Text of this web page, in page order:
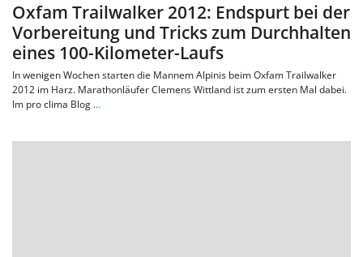
Oxfam Trailwalker 2012: Endspurt bei der
Vorbereitung und Tricks zum Durchhalten
eines 100-Kilometer-Laufs
In wenigen Wochen starten die Mannem Alpinis beim Oxfam Trailwalker
2012 im Harz. Marathonläufer Clemens Wittland ist zum ersten Mal dabei.
Im pro clima Blog …